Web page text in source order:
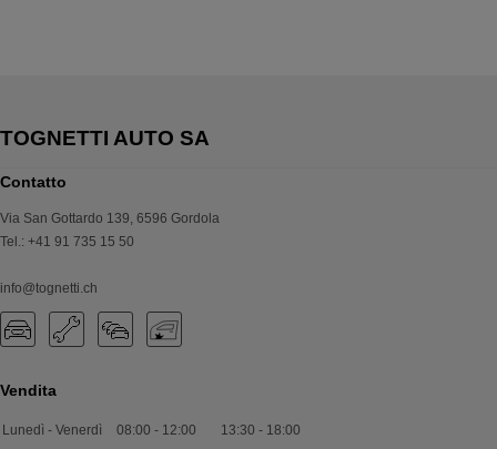
Contatto
Via San Gottardo 139, 6596 Gordola
Tel.: +41 91 735 15 50
info@tognetti.ch
Vendita
Lunedì - Venerdì 08:00 - 12:00 13:30 - 18:00